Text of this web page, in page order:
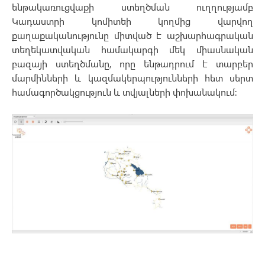
ենթակառուցվաքի ստեղծման ուղղությամբ
Կադաստրի կոմիտեի կողմից վարվող
քաղաքականությունը միտված է աշխարհագրական
տեղեկատվական համակարգի մեկ միասնական
բազայի ստեղծմանը, որը ենթադրում է տարբեր
մարմինների և կազմակերպությունների հետ սերտ
համագործակցություն և տվյալների փոխանակում։